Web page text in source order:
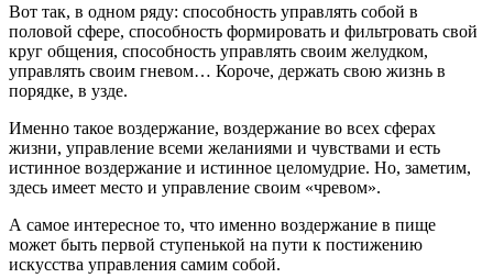
Вот так, в одном ряду: способность управлять собой в
половой сфере, способность формировать и фильтровать свой
круг общения, способность управлять своим желудком,
управлять своим гневом… Короче, держать свою жизнь в
порядке, в узде.
Именно такое воздержание, воздержание во всех сферах
жизни, управление всеми желаниями и чувствами и есть
истинное воздержание и истинное целомудрие. Но, заметим,
здесь имеет место и управление своим «чревом».
А самое интересное то, что именно воздержание в пище
может быть первой ступенькой на пути к постижению
искусства управления самим собой.